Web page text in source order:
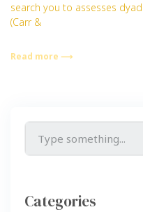
search you to assesses
(Carr &
Read more ⟶
Categories